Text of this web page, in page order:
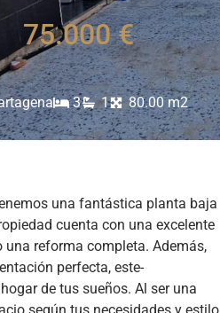
75.000 €
3 1 80.00 m2
una fantástica planta baja
cuenta con una excelente
reforma completa. Además,
perfecta, este-
de tus sueños. Al ser una